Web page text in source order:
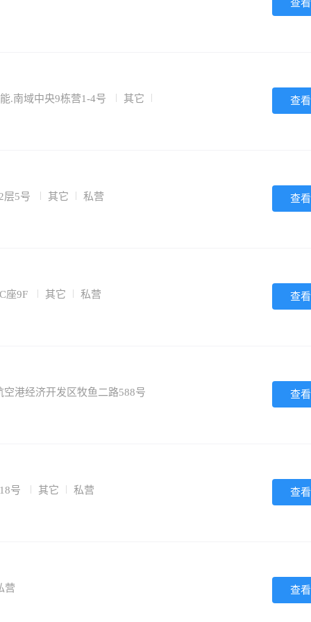
查
.南域中央9栋营1-4号
其它
查
层5号 其它 私营 查
座9F 其它 私营 查
港经济开发区牧鱼二路588号
查
号 其它 私营 查
营 查